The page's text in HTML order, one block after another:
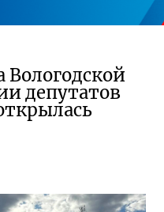
Вологодской
депутатов